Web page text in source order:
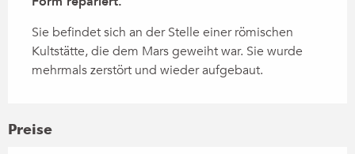
Sie befindet sich an der Stelle einer römischen
Kultstätte, die dem Mars geweiht war. Sie wurde
mehrmals zerstört und wieder aufgebaut.
Preise